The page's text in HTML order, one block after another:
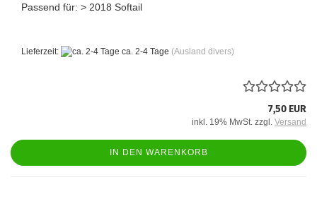
Passend für: > 2018 Softail
Lieferzeit: ca. 2-4 Tage (Ausland divers)
7,50 EUR
inkl. 19% MwSt. zzgl. Versand
IN DEN WARENKORB